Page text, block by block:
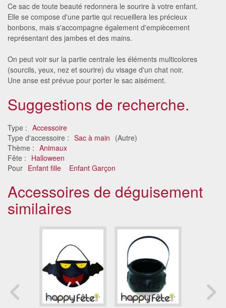
Ce sac de toute beauté redonnera le sourire à votre enfant.
Elle se compose d'une partie qui recueillera les précieux
bonbons, mais s'accompagne également d'empiècement
représentant des jambes et des mains.
On peut voir sur la partie centrale les éléments multicolores
(sourcils, yeux, nez et sourire) du visage d'un chat noir.
Une anse est prévue pour porter le sac aisément.
Suggestions de recherche.
Type : Accessoire
Type d'accessoire : Sac à main (Autre)
Thème : Animaux
Fête : Halloween
Pour Enfant fille Enfant Garçon
Accessoires de déguisement
similaires